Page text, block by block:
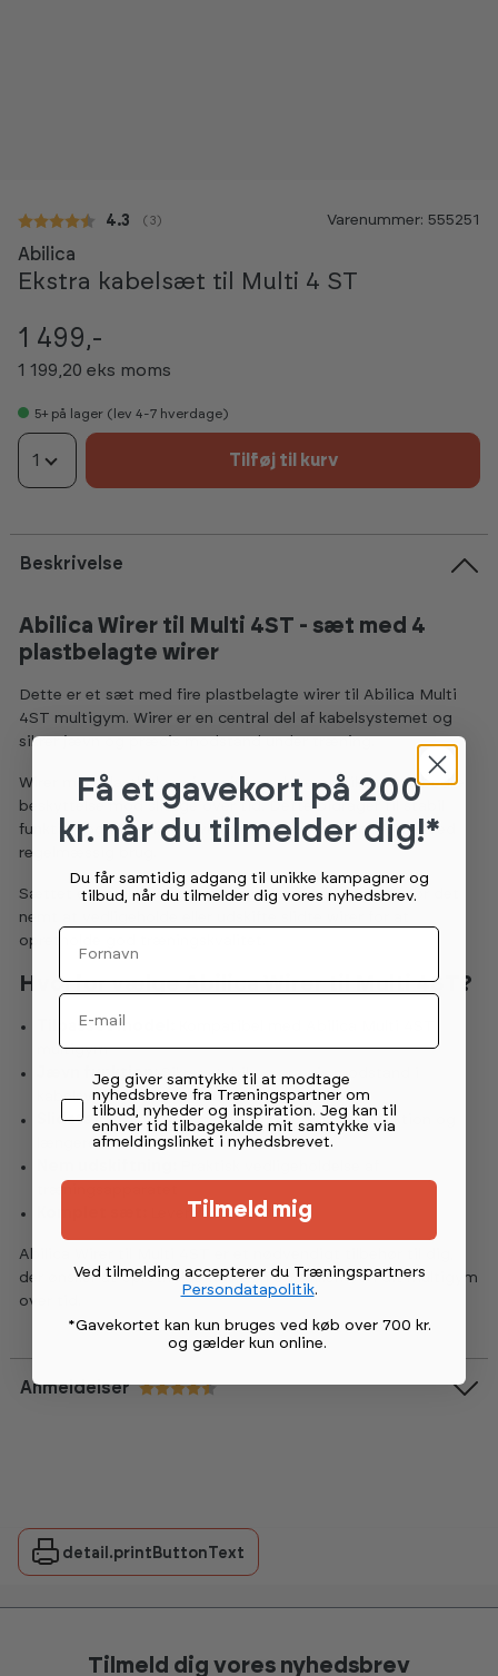
Gennemsnitlig vurdering:
4.3 ( stemmer:
3 ) Varenummer: 555251
Abilica
Ekstra kabelsæt til Multi 4 ST
1 499,-
1 199,20 eks moms
5+ på lager (lev 4-7 hverdage)
1 Tilføj til kurv
Beskrivelse
Abilica Wirer til Multi 4ST - sæt med 4
plastbelagte wirer
Dette er et sæt med fire plastbelagte wirer til Abilica Multi
4ST multigym. Wirer er en central del af kabelsystemet og
sikrer jævn og præcis modstand under træning.
Wirer med plastbelægning giver reduceret friktion og bedre
beskyttelse mod slitage over tid. Dette bidrager til stabil
funktion og forlænger levetiden på træningsapparatet ved
regelmæssig brug.
Sættet er udviklet til at passe Abilica Multi 4ST og gør det
nemt at vedligeholde eller udskifte slidte wirer for at
opretholde god træningskvalitet.
Hvorfor vælge Abilica Wirer til Multi 4ST?
Tilpasset model:
multigym
Jævn funktion:Sikrer stabil og præcis modstand i
kabelsystemet
Slidstærk løsning:Plastbelagt for reduceret friktion og
længere levetid
træningsapparatet
Leveres med 4 wirer
Abilica Wirer til Multi 4ST er et nødvendigt tilbehør til dig,
der ønsker at opretholde funktion og sikkerhed i dit multigym
over tid.
Anmeldelser
detail.printButtonText
Tilmeld dig vores nyhedsbrev
Få et gavekort på 200
kr. når du tilmelder dig!*
Du får samtidig adgang til unikke kampagner og
tilbud, når du tilmelder dig vores nyhedsbrev.
Fornavn
Email
Permission tekst
Jeg giver samtykke til at modtage
nyhedsbreve fra Træningspartner om
tilbud, nyheder og inspiration. Jeg kan til
enhver tid tilbagekalde mit samtykke via
afmeldingslinket i nyhedsbrevet.
Tilmeld mig
Ved tilmelding accepterer du Træningspartners
Persondatapolitik.
*Gavekortet kan kun bruges ved køb over 700 kr.
og gælder kun online.